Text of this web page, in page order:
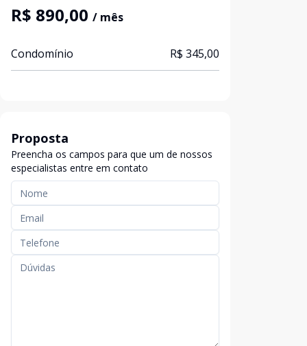
R$ 890,00 / mês
Condomínio R$ 345,00
Proposta
Preencha os campos para que um de nossos
especialistas entre em contato